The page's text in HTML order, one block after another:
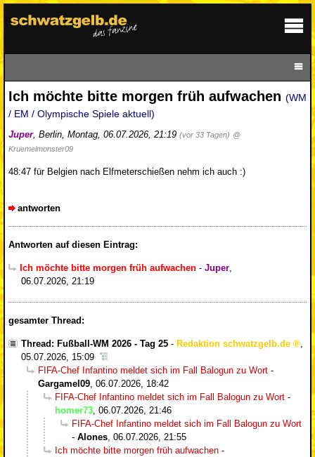
Ich möchte bitte morgen früh aufwachen (WM
/ EM / Olympische Spiele aktuell)
Juper, Berlin, Montag, 06.07.2026, 21:19 (vor 33 Tagen) @
Kruemelmonster09
48:47 für Belgien nach Elfmeterschießen nehm ich auch :)
antworten
Antworten auf diesen Eintrag:
Ich möchte bitte morgen früh aufwachen - Juper,
06.07.2026, 21:19
gesamter Thread:
Thread: Fußball-WM 2026 - Tag 25 - Redaktion schwatzgelb.de
05.07.2026, 15:09
FIFA-Chef Infantino meldet sich im Fall Balogun zu Wort -
Gargamel09 06.07.2026, 18:42
FIFA-Chef Infantino meldet sich im Fall Balogun zu Wort -
homer73 06.07.2026, 21:46
FIFA-Chef Infantino meldet sich im Fall Balogun zu Wort
- Alones 06.07.2026, 21:55
Ich möchte bitte morgen früh aufwachen -